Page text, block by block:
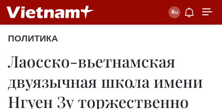
ПОЛИТИКА
Лаосско-вьетнамская
двуязычная школа имени
Нгуен Зу торжественно